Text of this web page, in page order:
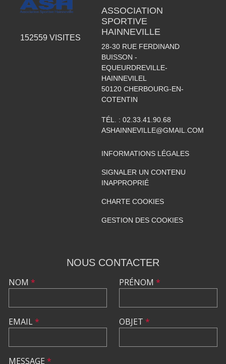
152559 VISITES
ASSOCIATION
SPORTIVE
HAINNEVILLE
28-30 RUE FERDINAND
BUISSON -
EQUEURDREVILLE-
HAINNEVILEL
50120 CHERBOURG-EN-
COTENTIN
TÉL. : 02.33.41.90.68
ASHAINNEVILLE@GMAIL.COM
INFORMATIONS LÉGALES
SIGNALER UN CONTENU
INAPPROPRIÉ
CHARTE COOKIES
GESTION DES COOKIES
NOUS CONTACTER
NOM *
EMAIL*
PRÉNOM *
OBJET *
MESSAGE *